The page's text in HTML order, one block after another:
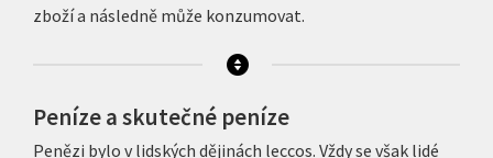
zboží a následně může konzumovat.
Peníze a skutečné peníze
Penězi bylo v lidských dějinách leccos. Vždy se však lidé